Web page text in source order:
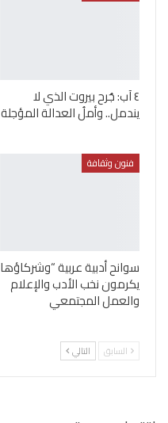
٤ آب: جُرح بيروت الذي لا
يندمل.. وأملُ العدالة المؤجلة
فنون وثقافة
سوانح أدبية عربية “وشركاؤها
يكرمون نخب الأدب والإعلام
والعمل المجتمعي
السابق التالي